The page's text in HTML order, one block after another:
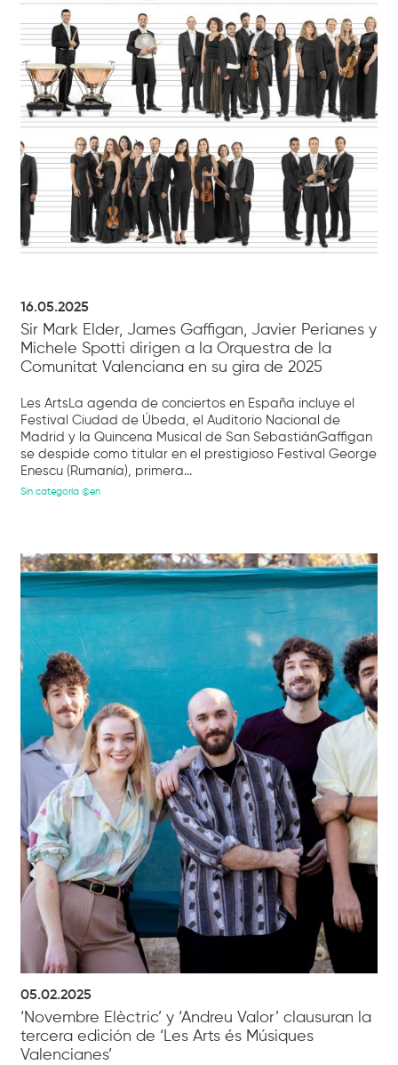
16.05.2025
Sir Mark Elder, James Gaffigan, Javier Perianes y
Michele Spotti dirigen a la Orquestra de la
Comunitat Valenciana en su gira de 2025
Les ArtsLa agenda de conciertos en España incluye el
Festival Ciudad de Úbeda, el Auditorio Nacional de
Madrid y la Quincena Musical de San SebastiánGaffigan
se despide como titular en el prestigioso Festival George
Enescu (Rumanía), primera...
Sin categoría @en
05.02.2025
‘Novembre Elèctric’ y ‘Andreu Valor’ clausuran la
tercera edición de ‘Les Arts és Músiques
Valencianes’